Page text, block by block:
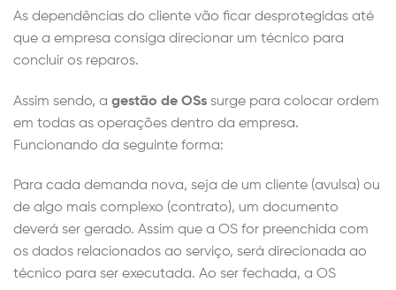
As dependências do cliente vão ficar desprotegidas até
que a empresa consiga direcionar um técnico para
concluir os reparos.
Assim sendo, a gestão de OSs surge para colocar ordem
em todas as operações dentro da empresa.
Funcionando da seguinte forma:
Para cada demanda nova, seja de um cliente (avulsa) ou
de algo mais complexo (contrato), um documento
deverá ser gerado. Assim que a OS for preenchida com
os dados relacionados ao serviço, será direcionada ao
técnico para ser executada. Ao ser fechada, a OS